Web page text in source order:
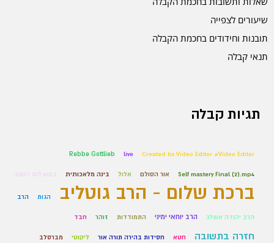
שיעורים לצפייה
תובנות וחידודים בחכמת הקבלה
תנאי קבלה
תגיות קבלה
Created by Video Editor #Video Editor
live
Rebbe Gottlieb
Self mastery Final (2).mp4 אור הסולם אלול בינה מלאכותית במעגלות השנה
ברכת שלום - הרב גוטליב הגות הרב
הרב יהודה אשלג הרב יוחאי ימיני התמודדות זוהר חבד
חזרה בתשובה חטא חסידות בהירה תורה אור ליקוטי מברסלב